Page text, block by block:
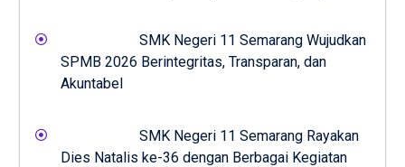
SMK Negeri 11 Semarang Wujudkan
SPMB 2026 Berintegritas, Transparan, dan
Akuntabel
SMK Negeri 11 Semarang Rayakan
Dies Natalis ke-36 dengan Berbagai Kegiatan